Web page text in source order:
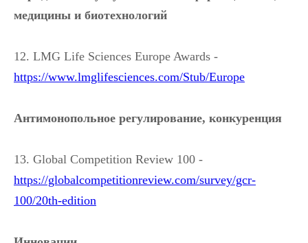
медицины и биотехнологий
12. LMG Life Sciences Europe Awards -
https://www.lmglifesciences.com/Stub/Europe
Антимонопольное регулирование, конкуренция
13. Global Competition Review 100 -
https://globalcompetitionreview.com/survey/gcr-
100/20th-edition